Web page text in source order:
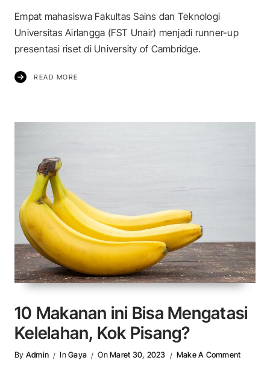
Empat mahasiswa Fakultas Sains dan Teknologi
Universitas Airlangga (FST Unair) menjadi runner-up
presentasi riset di University of Cambridge.
READ MORE
10 Makanan ini Bisa Mengatasi
Kelelahan, Kok Pisang?
By Admin InGaya OnMaret 30, 2023 Make A CommentOn 10